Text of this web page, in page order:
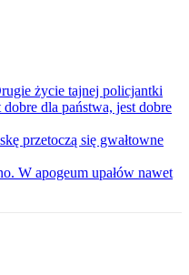
życie tajnej policjantki
dla państwa, jest dobre
przetoczą się gwałtowne
W apogeum upałów nawet